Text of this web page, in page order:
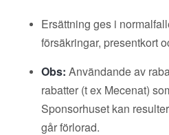
Ersättning ges i
försäkringar, presentkort
Obs: Användande av
rabatter (t ex Mecenat)
Sponsorhuset kan
går förlorad.